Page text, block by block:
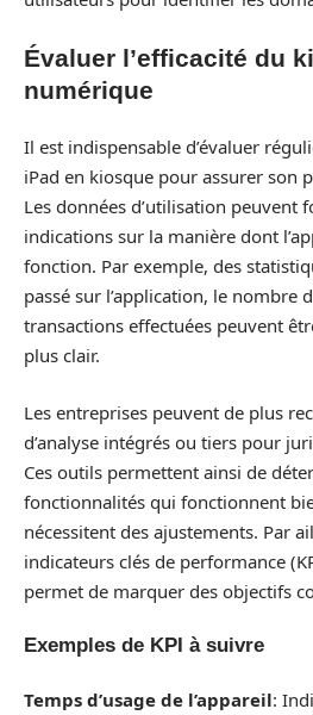
Évaluer l’efficacité du
numérique
Il est indispensable d’évaluer
iPad en kiosque pour assurer son
Les données d’utilisation peuvent
indications sur la manière dont
fonction. Par exemple, des
passé sur l’application, le nombre
transactions effectuées peuvent
plus clair.
Les entreprises peuvent de plus
d’analyse intégrés ou tiers pour
Ces outils permettent ainsi de
fonctionnalités qui fonctionnent
nécessitent des ajustements. Par
indicateurs clés de performance
permet de marquer des objectifs
Exemples de KPI à suivre
Temps d’usage de l’appareil: